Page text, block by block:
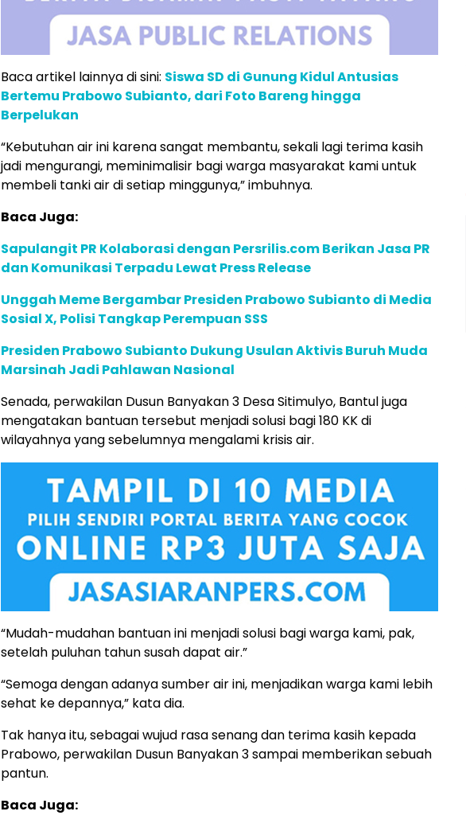
Baca artikel lainnya di sini: Siswa SD di Gunung Kidul Antusias
Bertemu Prabowo Subianto, dari Foto Bareng hingga
Berpelukan
“Kebutuhan air ini karena sangat membantu, sekali lagi terima kasih
jadi mengurangi, meminimalisir bagi warga masyarakat kami untuk
membeli tanki air di setiap minggunya,” imbuhnya.
Baca Juga:
Sapulangit PR Kolaborasi dengan Persrilis.com Berikan Jasa PR
dan Komunikasi Terpadu Lewat Press Release
Unggah Meme Bergambar Presiden Prabowo Subianto di Media
Sosial X, Polisi Tangkap Perempuan SSS
Presiden Prabowo Subianto Dukung Usulan Aktivis Buruh Muda
Marsinah Jadi Pahlawan Nasional
Senada, perwakilan Dusun Banyakan 3 Desa Sitimulyo, Bantul juga
mengatakan bantuan tersebut menjadi solusi bagi 180 KK di
wilayahnya yang sebelumnya mengalami krisis air.
“Mudah-mudahan bantuan ini menjadi solusi bagi warga kami, pak,
setelah puluhan tahun susah dapat air.”
“Semoga dengan adanya sumber air ini, menjadikan warga kami lebih
sehat ke depannya,” kata dia.
Tak hanya itu, sebagai wujud rasa senang dan terima kasih kepada
Prabowo, perwakilan Dusun Banyakan 3 sampai memberikan sebuah
pantun.
Baca Juga: